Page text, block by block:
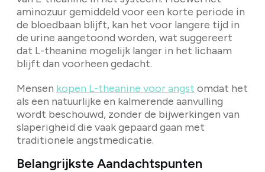
aminozuur gemiddeld voor een korte periode in
de bloedbaan blijft, kan het voor langere tijd in
de urine aangetoond worden, wat suggereert
dat L-theanine mogelijk langer in het lichaam
blijft dan voorheen gedacht.
Mensen kopen L-theanine voor angst omdat het
als een natuurlijke en kalmerende aanvulling
wordt beschouwd, zonder de bijwerkingen van
slaperigheid die vaak gepaard gaan met
traditionele angstmedicatie.
Belangrijkste Aandachtspunten